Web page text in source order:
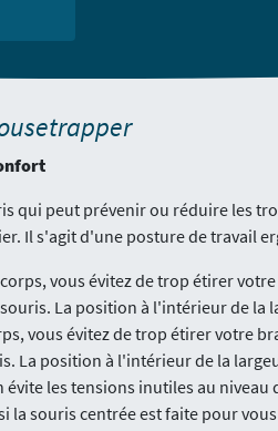
qui peut prévenir ou réduire les
Il s'agit d'une posture de travail
vous évitez de trop étirer
La position à l'intérieur de la
vous évitez de trop étirer votre
La position à l'intérieur de la
les tensions inutiles au
la souris centrée est faite pour